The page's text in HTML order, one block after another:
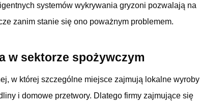
systemów wykrywania gryzoni pozwalają na
zanim stanie się ono poważnym problemem.
w sektorze spożywczym
w której szczególne miejsce zajmują lokalne wyroby
i domowe przetwory. Dlatego firmy zajmujące się